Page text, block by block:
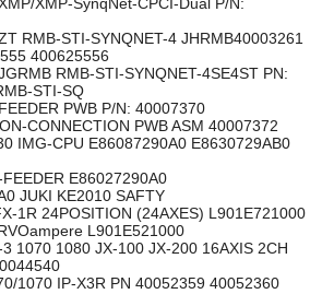
RMB-STI-SYNQNET-4 JHRMB40003261
400625556
RMB-STI-SYNQNET-4SE4ST PN:
STI-SQ
PWB P/N: 40007370
CONNECTION PWB ASM 40007372
IMG-CPU E86087290A0 E8630729AB0
E86027290A0
JUKI KE2010 SAFTY
1R 24POSITION (24AXES) L901E721000
L901E521000
1070 1080 JX-100 JX-200 16AXIS 2CH
1070 IP-X3R PN 40052359 40052360